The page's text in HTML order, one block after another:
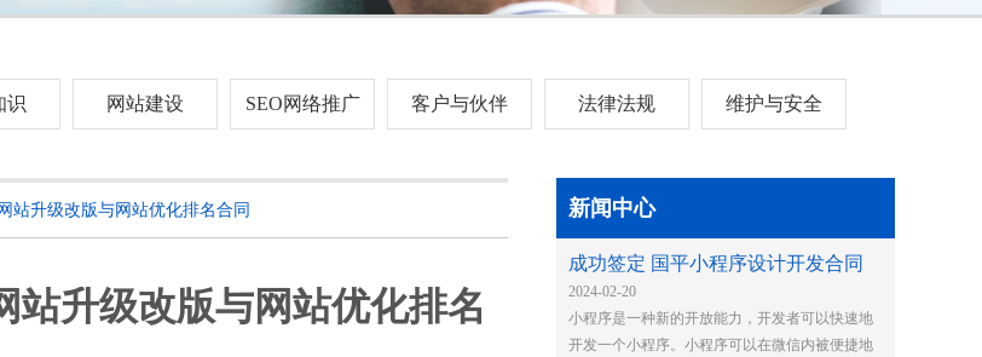
识 网站建设 SEO网络推广 客户与伙伴 法律法规 维护与安全
站升级改版与网站优化排名合同
站升级改版与网站优化排名
新闻中心
成功签定 国平小程序设计开发合同
2024-02-20
小程序是一种新的开放能力，开发者可以快速地
开发一个小程序。小程序可以在微信内被便捷地